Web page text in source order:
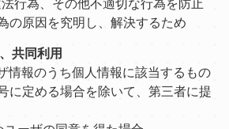
行為、その他不適切な行為を防止
の原因を究明し、解決するため
共同利用
情報のうち個人情報に該当するもの
に定める場合を除いて、第三者に提